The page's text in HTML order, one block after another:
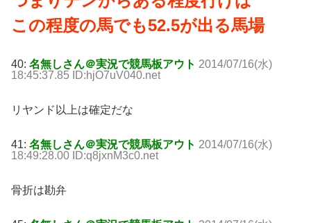
この程度の馬でも52.5が出る馬場
40: 名無しさん＠実況で競馬板アウト 2014/07/16(水)
18:45:37.85 ID:hjO7uV040.net
リヤンド以上は確定だな
41: 名無しさん＠実況で競馬板アウト 2014/07/16(水)
18:49:28.00 ID:q8jxnM3c0.net
骨折は勘弁